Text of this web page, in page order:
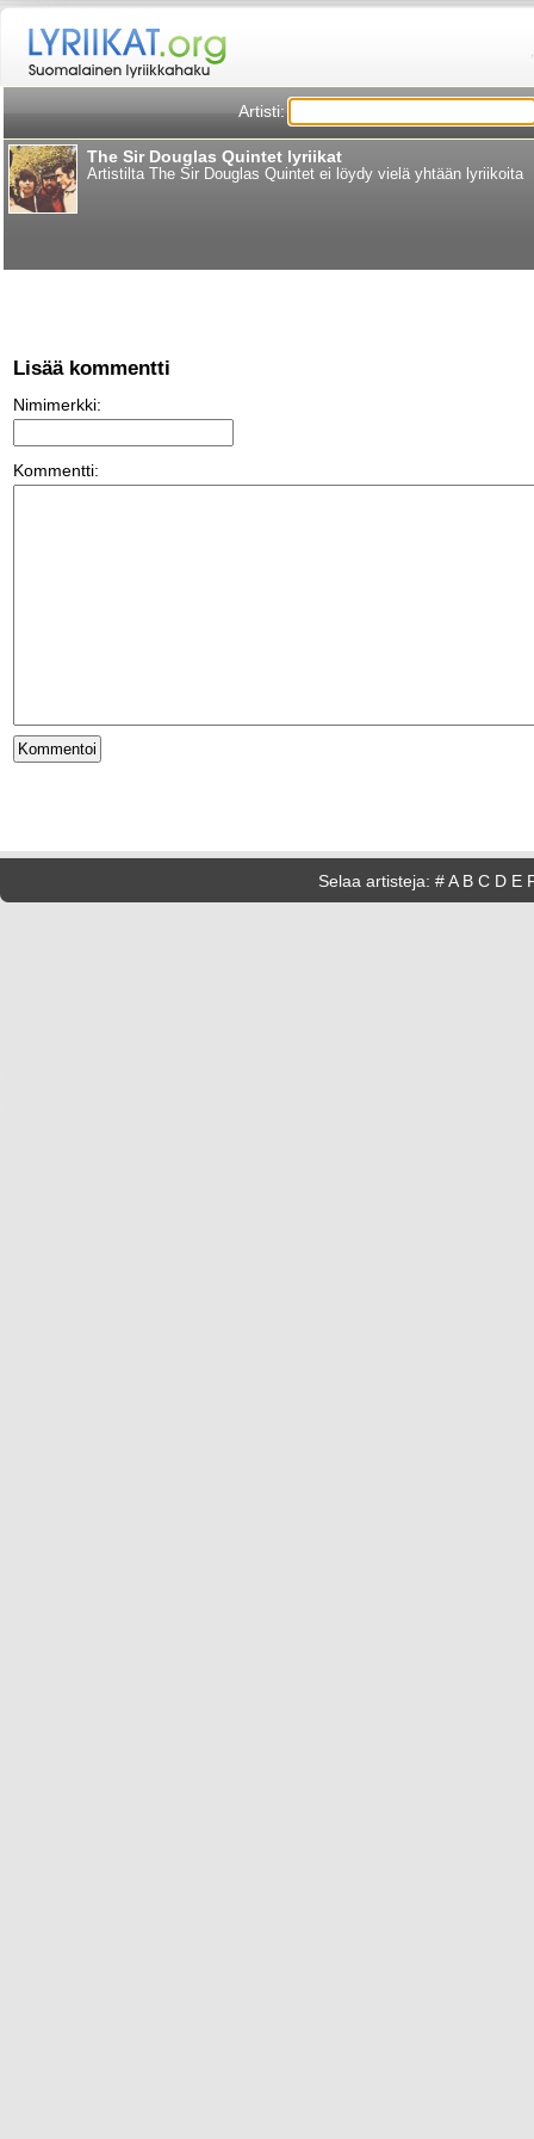
Artisti:
The Sir Douglas Quintet lyriikat
Artistilta The Sir Douglas Quintet ei löydy vielä yhtään lyriikoita
Lisää kommentti
Nimimerkki:
Kommentti:
Selaa artisteja: # A B C D E